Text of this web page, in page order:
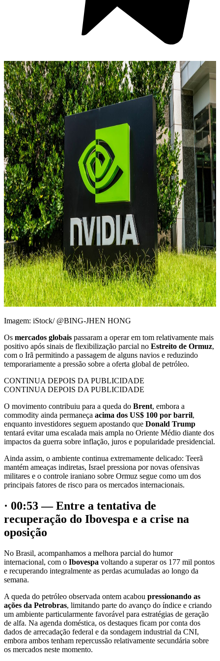
Imagem: iStock/ @BING-JHEN HONG
Os mercados globais passaram a operar em tom relativamente mais
positivo após sinais de flexibilização parcial no Estreito de Ormuz,
com o Irã permitindo a passagem de alguns navios e reduzindo
temporariamente a pressão sobre a oferta global de petróleo.
CONTINUA DEPOIS DA PUBLICIDADE
CONTINUA DEPOIS DA PUBLICIDADE
O movimento contribuiu para a queda do Brent, embora a
commodity ainda permaneça acima dos US$ 100 por barril,
enquanto investidores seguem apostando que Donald Trump
tentará evitar uma escalada mais ampla no Oriente Médio diante dos
impactos da guerra sobre inflação, juros e popularidade presidencial.
Ainda assim, o ambiente continua extremamente delicado: Teerã
mantém ameaças indiretas, Israel pressiona por novas ofensivas
militares e o controle iraniano sobre Ormuz segue como um dos
principais fatores de risco para os mercados internacionais.
· 00:53 — Entre a tentativa de
recuperação do Ibovespa e a crise na
oposição
No Brasil, acompanhamos a melhora parcial do humor
internacional, com o Ibovespa voltando a superar os 177 mil pontos
e recuperando integralmente as perdas acumuladas ao longo da
semana.
A queda do petróleo observada ontem acabou pressionando as
ações da Petrobras, limitando parte do avanço do índice e criando
um ambiente particularmente favorável para estratégias de geração
de alfa. Na agenda doméstica, os destaques ficam por conta dos
dados de arrecadação federal e da sondagem industrial da CNI,
embora ambos tenham repercussão relativamente secundária sobre
os mercados neste momento.